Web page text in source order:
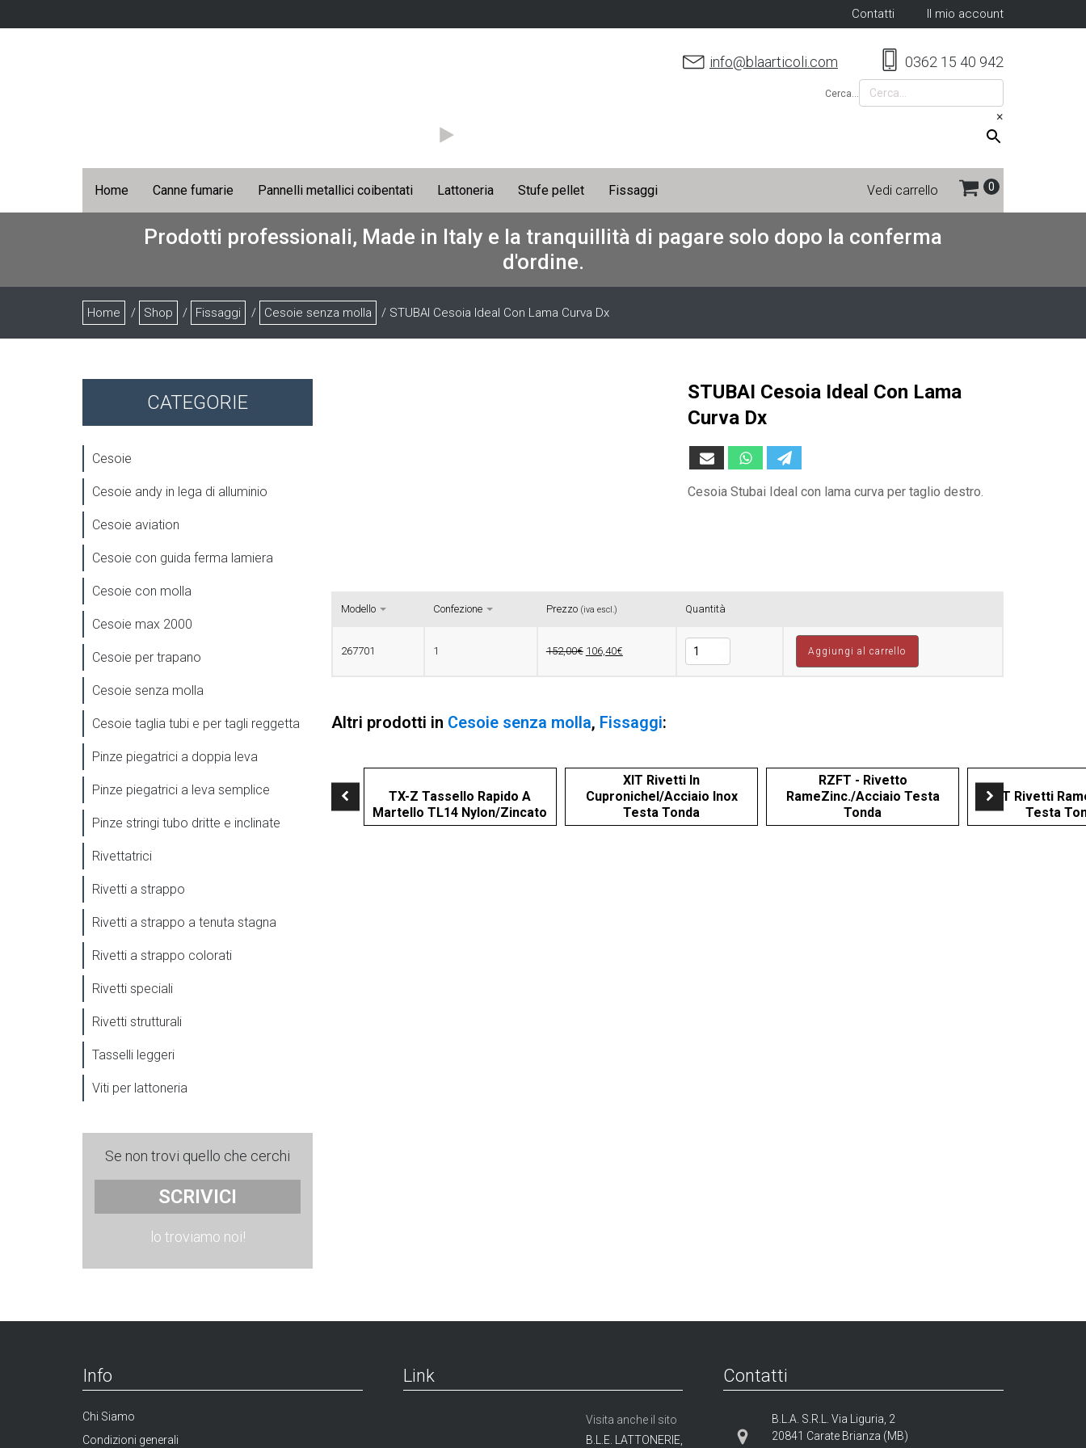
Contatti Il mio account
info@blaarticoli.com 0362 15 40 942
Cerca...
×
Home Canne fumarie Pannelli metallici coibentati Lattoneria Stufe pellet Fissaggi Vedi carrello
Prodotti professionali, Made in Italy e la tranquillità di pagare solo dopo la conferma
d'ordine.
Home / Shop / Fissaggi / Cesoie senza molla / STUBAI Cesoia Ideal Con Lama Curva Dx
CATEGORIE
Cesoie
Cesoie andy in lega di alluminio
Cesoie aviation
Cesoie con guida ferma lamiera
Cesoie con molla
Cesoie max 2000
Cesoie per trapano
Cesoie senza molla
Cesoie taglia tubi e per tagli reggetta
Pinze piegatrici a doppia leva
Pinze piegatrici a leva semplice
Pinze stringi tubo dritte e inclinate
Rivettatrici
Rivetti a strappo
Rivetti a strappo a tenuta stagna
Rivetti a strappo colorati
Rivetti speciali
Rivetti strutturali
Tasselli leggeri
Viti per lattoneria
Se non trovi quello che cerchi
SCRIVICI
lo troviamo noi!
STUBAI Cesoia Ideal Con Lama
Curva Dx
Cesoia Stubai Ideal con lama curva per taglio destro.
Modello Confezione Prezzo (iva escl.) Quantità
267701 1 152,00€ 106,40€
STUBAI
Cesoia
Aggiungi al carrello
Altri prodotti in Cesoie senza molla, Fissaggi:
TX-Z Tassello Rapido A
Martello TL14 Nylon/Zincato
XIT Rivetti In
Cupronichel/Acciaio Inox
Testa Tonda
RZFT - Rivetto
RameZinc./Acciaio Testa
Tonda
RFT Rivetti
Testa
Info
Chi Siamo
Condizioni generali
Link
Visita anche il sito
B.L.E. LATTONERIE,
Contatti
B.L.A. S.R.L. Via Liguria, 2
20841 Carate Brianza (MB)